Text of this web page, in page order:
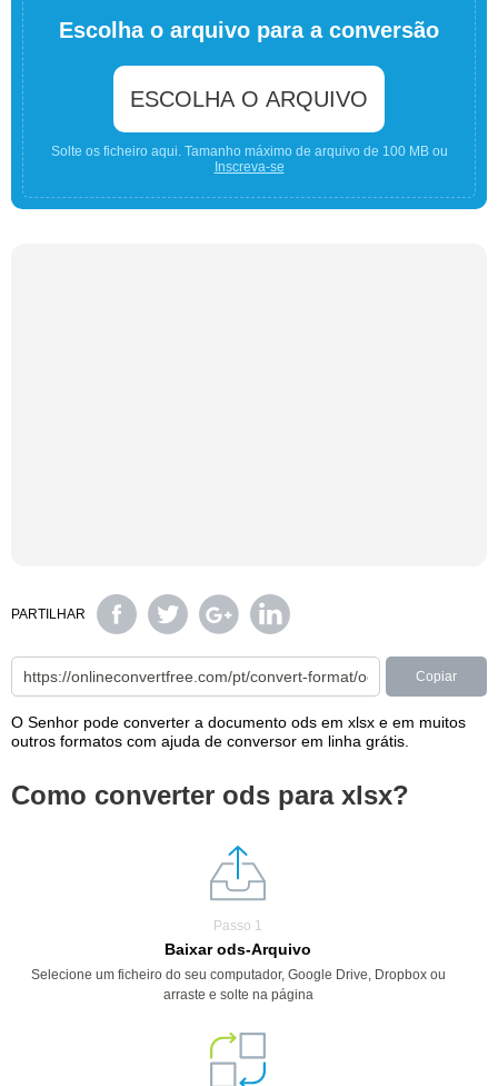
Escolha o arquivo para a conversão
ESCOLHA O ARQUIVO
Solte os ficheiro aqui. Tamanho máximo de arquivo de 100 MB ou
Inscreva-se
PARTILHAR
Copiar
O Senhor pode converter a documento ods em xlsx e em muitos
outros formatos com ajuda de conversor em linha grátis.
Como converter ods para xlsx?
Passo 1
Baixar ods-Arquivo
Selecione um ficheiro do seu computador, Google Drive, Dropbox ou
arraste e solte na página